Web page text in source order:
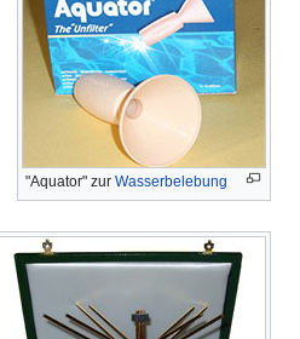
"Aquator" zur Wasserbelebung